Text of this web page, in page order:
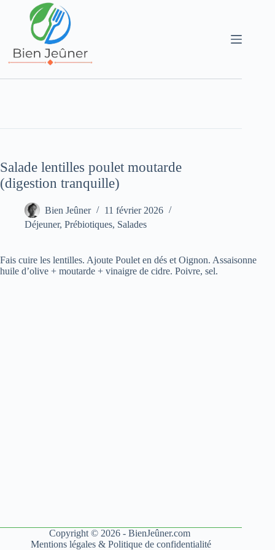
Salade lentilles poulet moutarde
(digestion tranquille)
Bien Jeûner
11 février 2026
Déjeuner, Prébiotiques, Salades
Fais cuire les lentilles. Ajoute Poulet en dés et Oignon. Assaisonne
huile d’olive + moutarde + vinaigre de cidre. Poivre, sel.
Copyright © 2026 - BienJeûner.com
Mentions légales &Politique de confidentialité